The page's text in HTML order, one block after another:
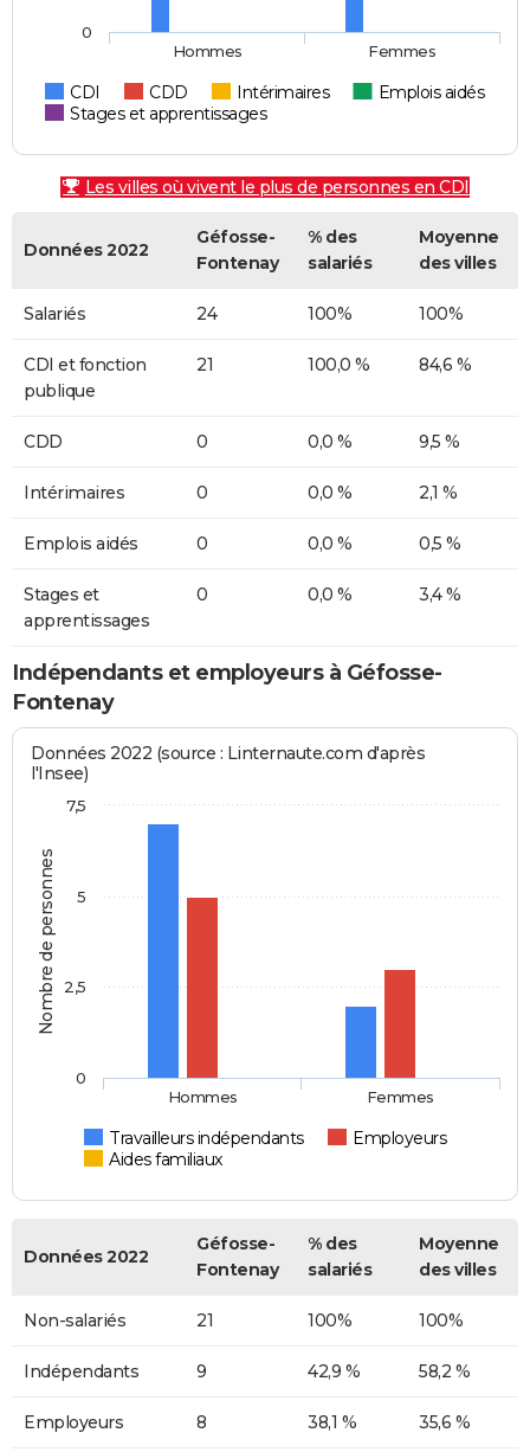
CDI CDD Intérimaires
Emplois aidés
Stages et apprentissages
Hommes Femmes
0
Les villes où vivent le plus de personnes en CDI
Données 2022
Géfosse-
Fontenay
% des
salariés
Moyenne
des villes
Salariés 24 100% 100%
CDI et fonction
publique
21 100,0 % 84,6 %
CDD 0 0,0 % 9,5 %
Intérimaires 0 0,0 % 2,1 %
Emplois aidés 0 0,0 % 0,5 %
Stages et
apprentissages
0 0,0 % 3,4 %
Indépendants et employeurs à Géfosse-
Fontenay
Nombre de personnes
Données 2022 (source : Linternaute.com d'après
l'Insee)
Travailleurs indépendants
Employeurs
Aides familiaux
Hommes Femmes
0
2,5
5
7,5
Données 2022
Géfosse-
Fontenay
% des
salariés
Moyenne
des villes
Non-salariés 21 100% 100%
Indépendants 9 42,9 % 58,2 %
Employeurs 8 38,1 % 35,6 %